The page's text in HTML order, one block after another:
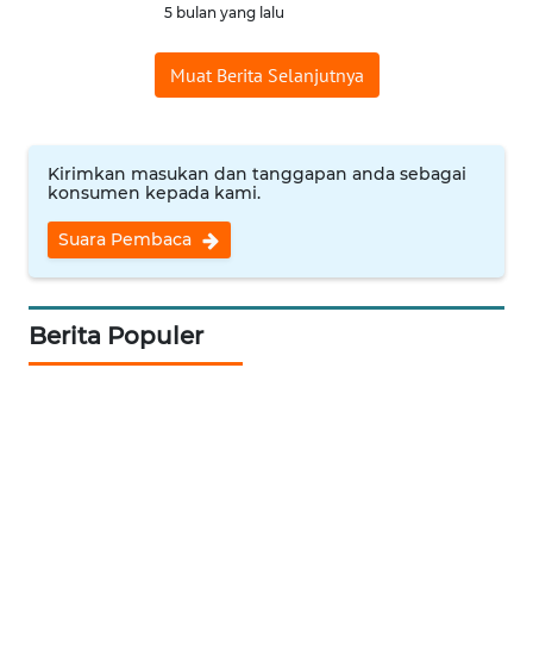
5 bulan yang lalu
Muat Berita Selanjutnya
Kirimkan masukan dan tanggapan anda sebagai
konsumen kepada kami.
Suara Pembaca
Berita Populer
WN
PRIANGAN
WN
SEMARANG
WN